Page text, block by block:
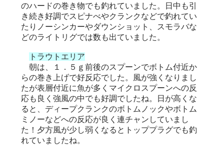
のハードの巻き物でも釣れていました。日中も引
き続き好調でスピナべやクランクなどで釣れてい
たりノーシンカーやダウンショット、スモラバな
どのライトリグでは数も出ていました。
トラウトエリア
朝は、１．５ｇ前後のスプーンでボトム付近か
らの巻き上げで好反応でした。風が強くなりまし
たが表層付近に魚が多くマイクロスプーンへの反
応も良く強風の中でも好調でしたね。日が高くな
ると、ディープクランクのボトムノックやボトム
ミノーなどへの反応が良く連チャンしていまし
た！夕方風が少し弱くなるとトッププラグでも釣
れていましたね。